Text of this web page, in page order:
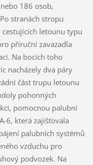
186 osob,
stranách stropu
letounu typu
příruční zavazadla
Na bocích toho
nacházely dva páry
část trupu letounu
pohonných
pomocnou palubní
6, která zajišťovala
palubních systémů
vzduchu pro
podvozek. Na